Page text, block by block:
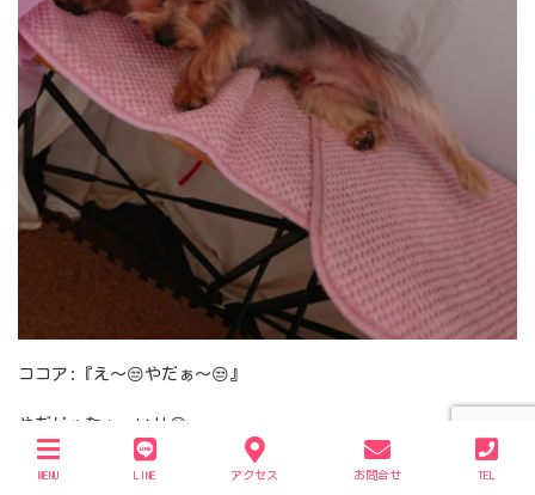
ココア:『え～😒やだぁ～😒』
やだじゃなぁ～い‼️😂
はいっ！はいっ！
がんばれ😆
MENU LINE アクセス お問合せ TEL